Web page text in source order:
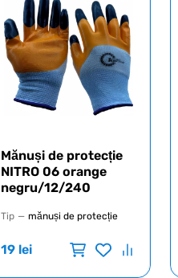
Mănuși de protecție
NITRO 06 orange
negru/12/240
Tip — mănuși de protecție
19 lei